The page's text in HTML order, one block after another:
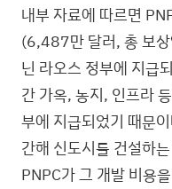
내부 자료에 따르면
(6,487만 달러, 총 보
닌 라오스 정부에 지급
간 가옥, 농지, 인프라
부에 지급되었기 때문
간해 신도시를 건설하
PNPC가 그 개발 비용